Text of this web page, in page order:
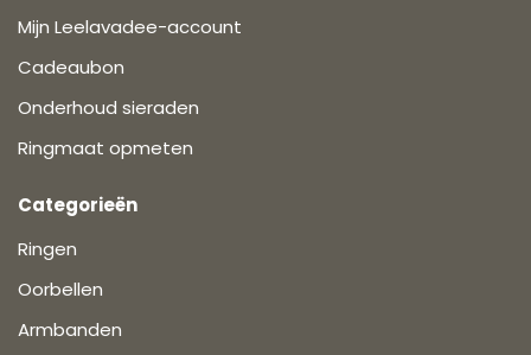
Mijn Leelavadee-account
Cadeaubon
Onderhoud sieraden
Ringmaat opmeten
Categorieën
Ringen
Oorbellen
Armbanden